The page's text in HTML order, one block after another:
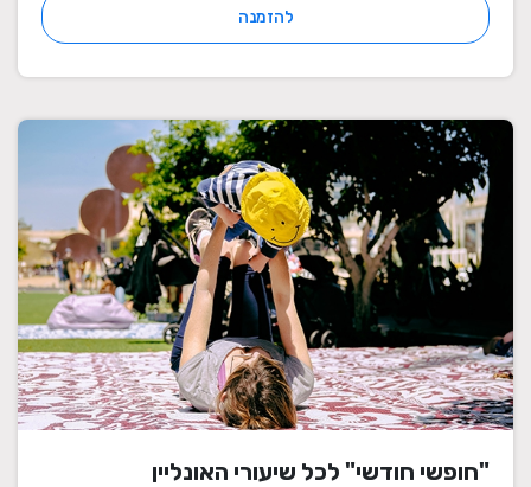
להזמנה
"חופשי חודשי" לכל שיעורי האונליין